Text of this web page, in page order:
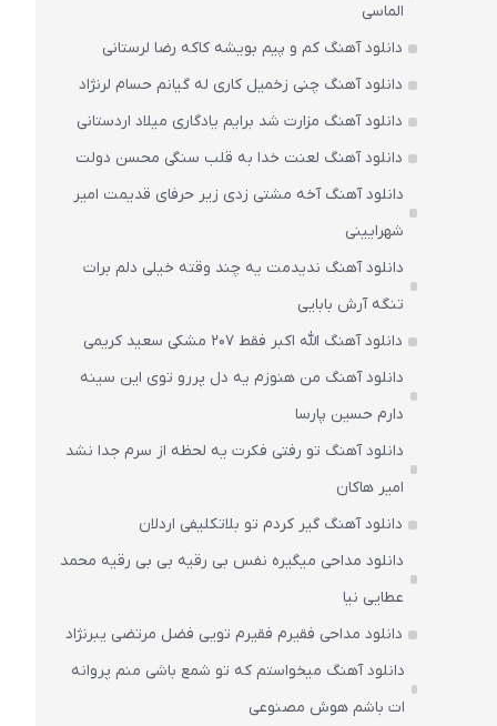
الماسی
دانلود آهنگ کم و پیم بویشه کاکه رضا لرستانی
دانلود آهنگ چنی زخمیل کاری له گیانم حسام لرنژاد
دانلود آهنگ مزارت شد برایم یادگاری میلاد اردستانی
دانلود آهنگ لعنت خدا به قلب سنگی محسن دولت
دانلود آهنگ آخه مشتی زدی زیر حرفای قدیمت امیر
شهرایینی
دانلود آهنگ ندیدمت یه چند وقته خیلی دلم برات
تنگه آرش بابایی
دانلود آهنگ الله اکبر فقط 207 مشکی سعید کریمی
دانلود آهنگ من هنوزم یه دل پررو توی این سینه
دارم حسین پارسا
دانلود آهنگ تو رفتی فکرت یه لحظه از سرم جدا نشد
امیر هاکان
دانلود آهنگ گیر کردم تو بلاتکلیفی اردلان
دانلود مداحی میگیره نفس بی رقیه بی بی رقیه محمد
عطایی نیا
دانلود مداحی فقیرم فقیرم تویی فضل مرتضی یبرنژاد
دانلود آهنگ میخواستم که تو شمع باشی منم پروانه
ات باشم هوش مصنوعی